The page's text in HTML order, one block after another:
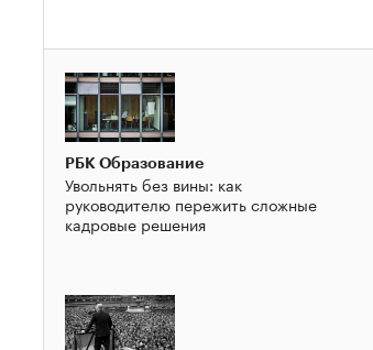
РБК Образование
Увольнять без вины: как
руководителю пережить сложные
кадровые решения